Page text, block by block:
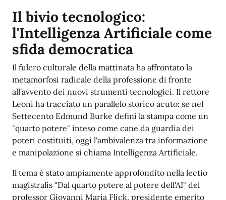
Il bivio tecnologico:
l'Intelligenza Artificiale come
sfida democratica
Il fulcro culturale della mattinata ha affrontato la
metamorfosi radicale della professione di fronte
all'avvento dei nuovi strumenti tecnologici. Il rettore
Leoni ha tracciato un parallelo storico acuto: se nel
Settecento Edmund Burke definì la stampa come un
"quarto potere" inteso come cane da guardia dei
poteri costituiti, oggi l'ambivalenza tra informazione
e manipolazione si chiama Intelligenza Artificiale.
Il tema è stato ampiamente approfondito nella lectio
magistralis "Dal quarto potere al potere dell'AI" del
professor Giovanni Maria Flick, presidente emerito